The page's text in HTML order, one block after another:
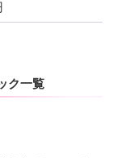
ク一覧